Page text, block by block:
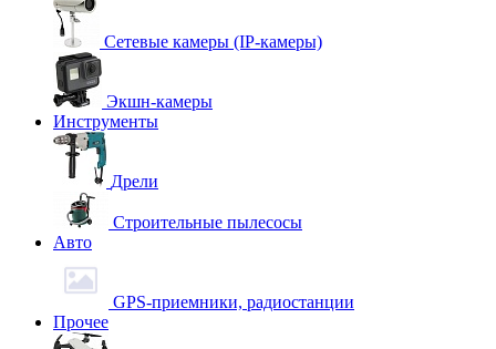
Сетевые камеры (IP-камеры)
Экшн-камеры
Инструменты
Дрели
Строительные пылесосы
Авто
GPS-приемники, радиостанции
Прочее